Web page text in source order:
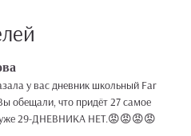
у вас дневник школьный Far
уже 29-ДНЕВНИКА НЕТ.😡😡😡😡